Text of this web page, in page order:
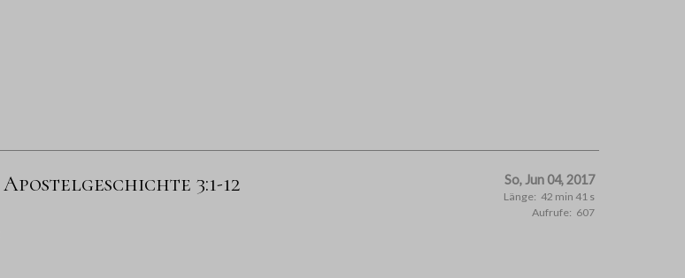
So, Jun 04, 2017
Länge: 42 min 41 s
Aufrufe: 607
Apostelgeschichte 3:1-12